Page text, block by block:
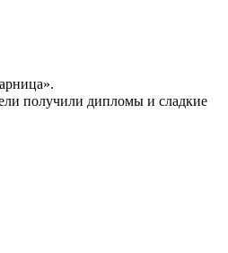
получили дипломы и сладкие